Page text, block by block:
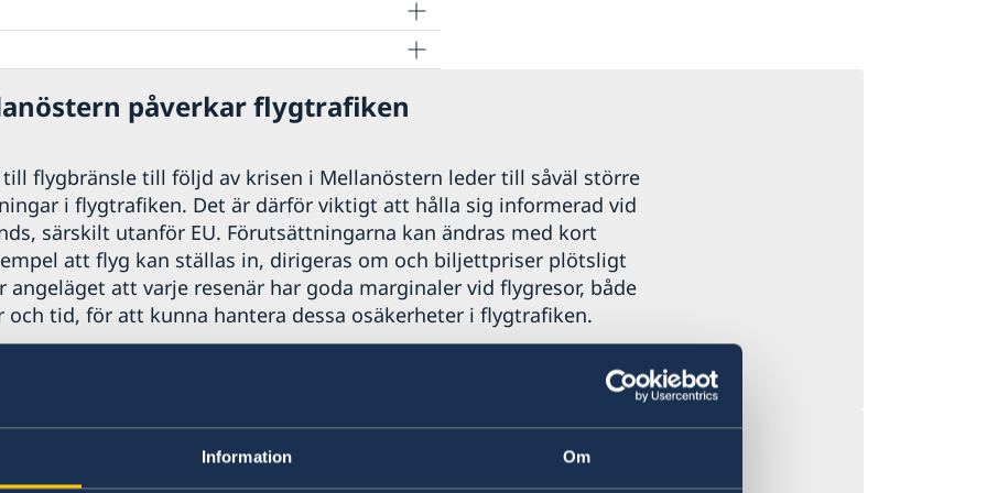
Information Om
påverkar flygtrafiken
flygbränsle till följd av krisen i Mellanöstern leder till såväl större
i flygtrafiken. Det är därför viktigt att hålla sig informerad vid
särskilt utanför EU. Förutsättningarna kan ändras med kort
att flyg kan ställas in, dirigeras om och biljettpriser plötsligt
angeläget att varje resenär har goda marginaler vid flygresor, både
och tid, för att kunna hantera dessa osäkerheter i flygtrafiken.